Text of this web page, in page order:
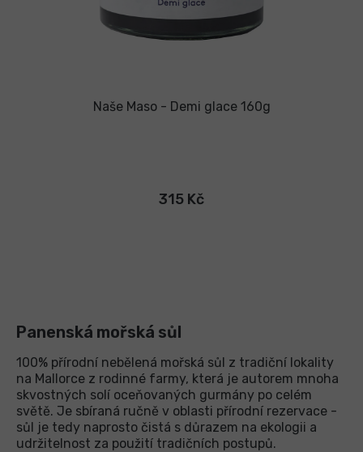
Naše Maso - Demi glace 160g
315 Kč
Panenská mořská sůl
100% přírodní nebělená mořská sůl z tradiční lokality
na Mallorce z rodinné farmy, která je autorem mnoha
skvostných solí oceňovaných gurmány po celém
světě. Je sbíraná ručně v oblasti přírodní rezervace -
sůl je tedy naprosto čistá s důrazem na ekologii a
udržitelnost za použití tradičních postupů.